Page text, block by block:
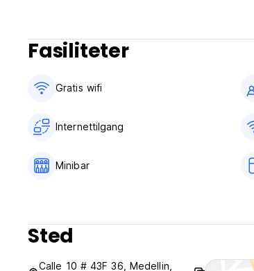
Oppretthold lave støystandarder for å unngå
Fasiliteter
Gratis wifi‎
Internettilgang
Minibar
Sted
Calle 10 # 43F 36, Medellin,